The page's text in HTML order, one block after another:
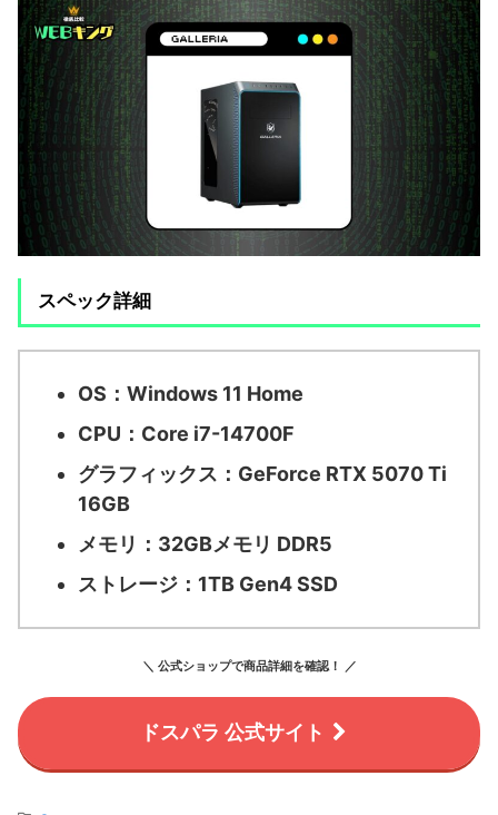
スペック詳細
OS： Windows 11 Home
CPU： Core i7-14700F
グラフィックス： GeForce RTX 5070 Ti
16GB
メモリ： 32GBメモリ DDR5
ストレージ： 1TB Gen4 SSD
＼ 公式ショップで商品詳細を確認！ ／
ドスパラ 公式サイト